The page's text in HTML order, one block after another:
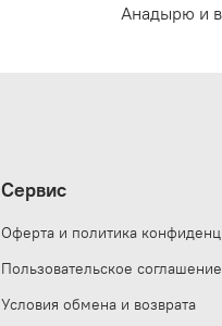
Анадырю и
Сервис
Оферта и политика
Пользовательское соглашение
Условия обмена и возврата